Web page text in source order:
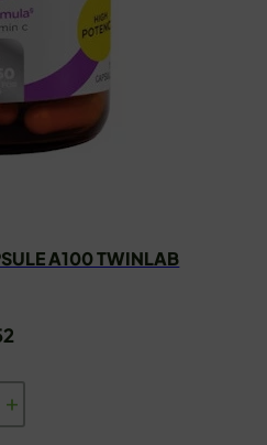
A100 TWINLAB